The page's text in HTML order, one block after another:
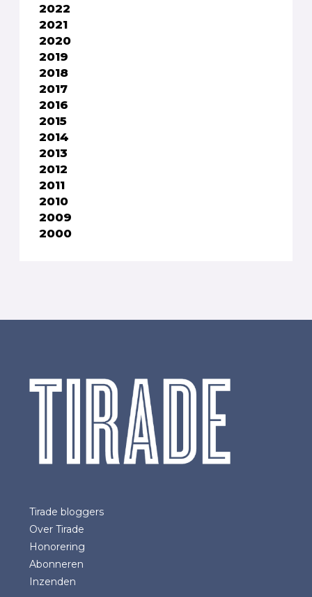
2022
2021
2020
2019
2018
2017
2016
2015
2014
2013
2012
2011
2010
2009
2000
Tirade bloggers
Over Tirade
Honorering
Abonneren
Inzenden